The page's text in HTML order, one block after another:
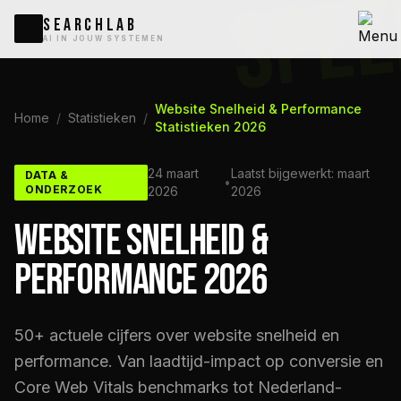
SEARCHLAB
AI IN JOUW SYSTEMEN
Home / Statistieken /
Website Snelheid & Performance
Statistieken 2026
DATA &
ONDERZOEK
24 maart
2026
•
Laatst bijgewerkt: maart
2026
WEBSITE SNELHEID &
PERFORMANCE 2026
50+ actuele cijfers over website snelheid en
performance. Van laadtijd-impact op conversie en
Core Web Vitals benchmarks tot Nederland-